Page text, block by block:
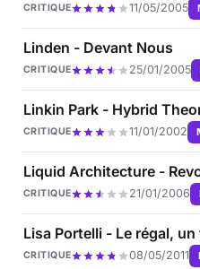
CRITIQUE 11/05/2005
Linden - Devant Nous
CRITIQUE 25/01/2005
Linkin Park - Hybrid
CRITIQUE 11/01/2002
Liquid Architecture -
CRITIQUE 21/01/2006
Lisa Portelli - Le régal,
CRITIQUE 08/05/2011